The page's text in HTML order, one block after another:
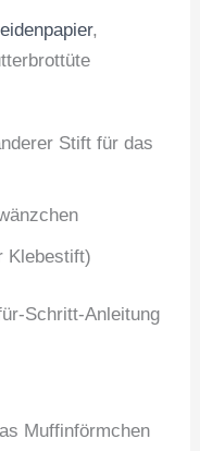
,
Stift für das
Klebestift)
Schritt-Anleitung
Muffinförmchen